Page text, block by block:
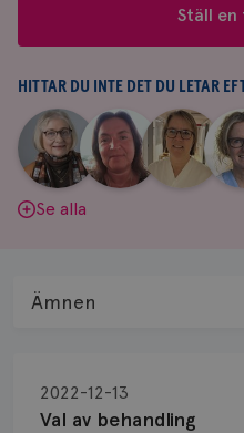
&
svar
Ställ en
HITTAR DU INTE DET DU LETAR
Aina
Johnsson
|
Anne
Andersson
Fredrika
Killander
|
Se alla
Val av behandling
2022-12-13
Ämnen
Biopsi